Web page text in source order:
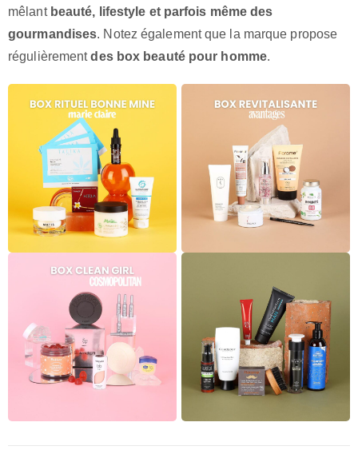
mêlant beauté, lifestyle et parfois même des
gourmandises. Notez également que la marque propose
régulièrementdes box beauté pour homme.